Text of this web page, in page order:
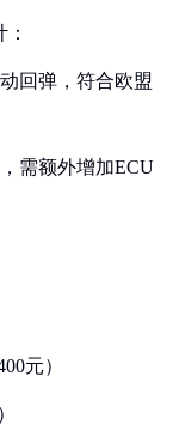
回弹，符合欧盟
需额外增加ECU
元）